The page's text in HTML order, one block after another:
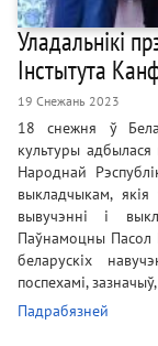
Уладальнікі
Інстытута
19 Снежань 2023
18 снежня ў
культуры
Народнай
выкладчыкам,
вывучэнні і
Паўнамоцны Пасол
беларускіх
поспехамі,
Падрабязней